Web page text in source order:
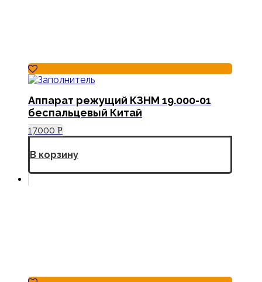
Аппарат режущий КЗНМ 19.000-01
беспальцевый Китай
17000 Р
В корзину